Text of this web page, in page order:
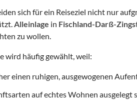
sich für ein Reiseziel nicht nur
Alleinlage in Fischland-Darß-
zu wollen.
wird häufig gewählt, weil:
einen ruhigen, ausgewogenen
auf echtes Wohnen ausgelegt